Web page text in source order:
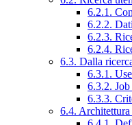
6.2.1.
6.2.2.
6.2.3.
6.2.4.
6.3. Dalla
6.3.1.
6.3.2.
6.3.3.
6.4.